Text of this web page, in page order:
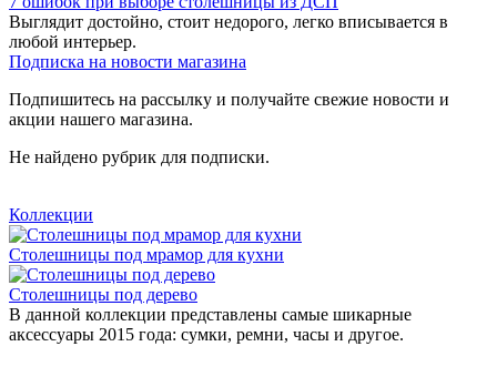
Выглядит достойно, стоит недорого, легко вписывается в
любой интерьер.
Подписка на новости магазина
Подпишитесь на рассылку и получайте свежие новости и
акции нашего магазина.
Не найдено рубрик для подписки.
Коллекции
Столешницы под мрамор для кухни
Столешницы под дерево
В данной коллекции представлены самые шикарные
аксессуары 2015 года: сумки, ремни, часы и другое.